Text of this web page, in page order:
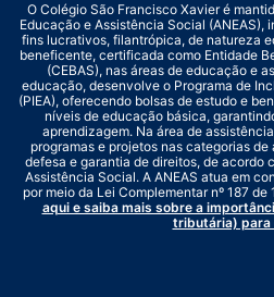
O Colégio São Francisco Xavier é
Educação e Assistência Social
fins lucrativos, filantrópica, de natureza
beneficente, certificada como Entidade
(CEBAS), nas áreas de educação e
educação, desenvolve o Programa de
(PIEA), oferecendo bolsas de estudo e
níveis de educação básica,
aprendizagem. Na área de
programas e projetos nas categorias
defesa e garantia de direitos, de acordo
Assistência Social. A ANEAS atua em
por meio da Lei Complementar nº 187 de
aqui e saiba mais sobre a
tributária) para